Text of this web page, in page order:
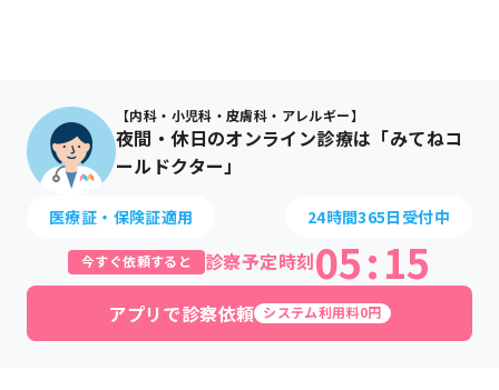
【内科・小児科・皮膚科・アレルギー】
夜間・休日のオンライン診療は「みてねコ
ールドクター」
医療証・保険証適用 24時間365日受付中
今すぐ依頼すると 診察予定時刻05:15
アプリで診察依頼 システム利用料0円